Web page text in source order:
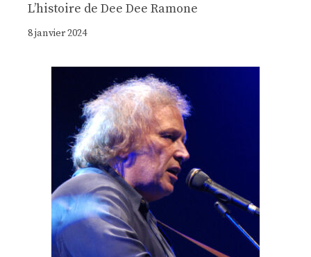
Lʼhistoire de Dee Dee Ramone
8 janvier 2024